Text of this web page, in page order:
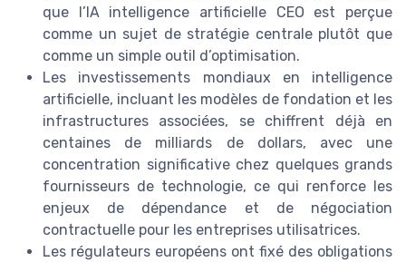
que l’IA intelligence artificielle CEO est perçue
comme un sujet de stratégie centrale plutôt que
comme un simple outil d’optimisation.
Les investissements mondiaux en intelligence
artificielle, incluant les modèles de fondation et les
infrastructures associées, se chiffrent déjà en
centaines de milliards de dollars, avec une
concentration significative chez quelques grands
fournisseurs de technologie, ce qui renforce les
enjeux de dépendance et de négociation
contractuelle pour les entreprises utilisatrices.
Les régulateurs européens ont fixé des obligations